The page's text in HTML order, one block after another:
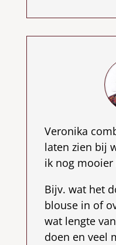
Veronika
laten zien bij
ik nog mooier
Bijv. wat het
blouse in of
wat lengte
doen en veel